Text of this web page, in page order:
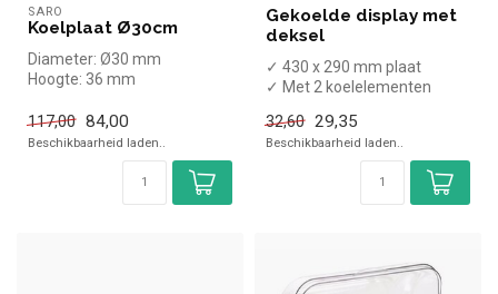
SARO
Koelplaat Ø30cm
Diameter: Ø30 mm
Hoogte: 36 mm
117,00 84,00
Beschikbaarheid laden..
Gekoelde display met
deksel
✓ 430 x 290 mm plaat
✓ Met 2 koelelementen
cm, diep...
32,60 29,35
Beschikbaarheid laden..